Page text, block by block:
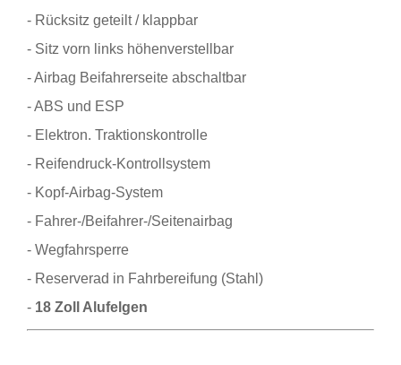
- Rücksitz geteilt / klappbar
- Sitz vorn links höhenverstellbar
- Airbag Beifahrerseite abschaltbar
- ABS und ESP
- Elektron. Traktionskontrolle
- Reifendruck-Kontrollsystem
- Kopf-Airbag-System
- Fahrer-/Beifahrer-/Seitenairbag
- Wegfahrsperre
- Reserverad in Fahrbereifung (Stahl)
- 18 Zoll Alufelgen